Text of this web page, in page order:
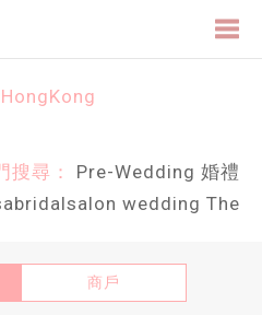
搜尋： Pre-Wedding 婚禮
wedding The
商戶